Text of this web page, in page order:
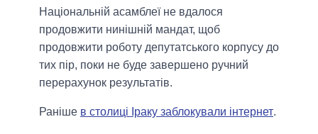
Національній асамблеї не вдалося
продовжити нинішній мандат, щоб
продовжити роботу депутатського корпусу до
тих пір, поки не буде завершено ручний
перерахунок результатів.
Раніше в столиці Іраку заблокували інтернет.